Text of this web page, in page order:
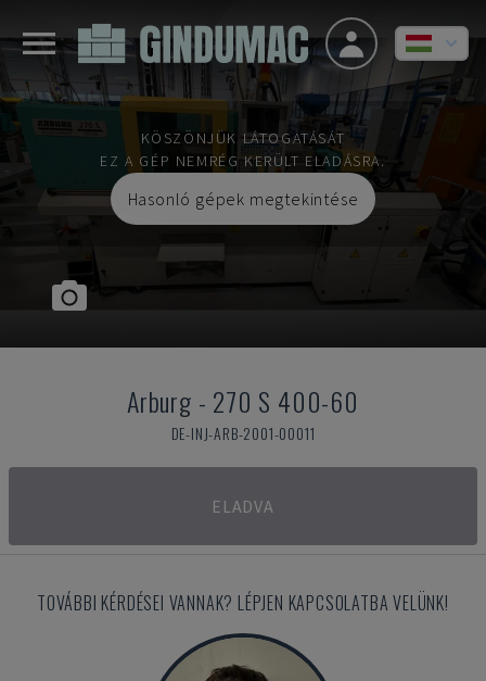
KÖSZÖNJÜK LÁTOGATÁSÁT
EZ A GÉP NEMRÉG KERÜLT ELADÁSRA.
Hasonló gépek megtekintése
Arburg - 270 S 400-60
DE-INJ-ARB-2001-00011
ELADVA
TOVÁBBI KÉRDÉSEI VANNAK? LÉPJEN KAPCSOLATBA VELÜNK!